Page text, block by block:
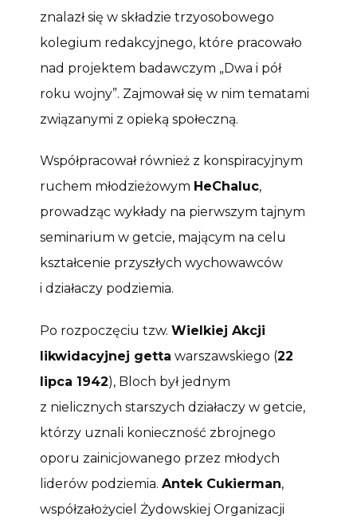
znalazł się w składzie trzyosobowego
kolegium redakcyjnego, które pracowało
nad projektem badawczym „Dwa i pół
roku wojny”. Zajmował się w nim tematami
związanymi z opieką społeczną.
Współpracował również z konspiracyjnym
ruchem młodzieżowym HeChaluc,
prowadząc wykłady na pierwszym tajnym
seminarium w getcie, mającym na celu
kształcenie przyszłych wychowawców
i działaczy podziemia.
Po rozpoczęciu tzw. Wielkiej Akcji
likwidacyjnej getta warszawskiego (22
lipca 1942), Bloch był jednym
z nielicznych starszych działaczy w getcie,
którzy uznali konieczność zbrojnego
oporu zainicjowanego przez młodych
liderów podziemia. Antek Cukierman,
współzałożyciel Żydowskiej Organizacji